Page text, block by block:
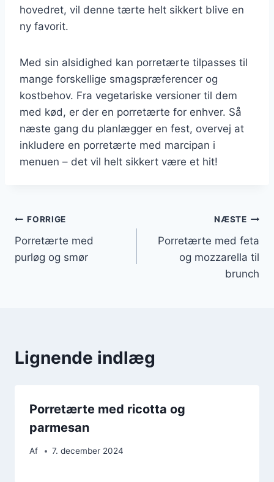
hovedret, vil denne tærte helt sikkert blive en
ny favorit.
Med sin alsidighed kan porretærte tilpasses til
mange forskellige smagspræferencer og
kostbehov. Fra vegetariske versioner til dem
med kød, er der en porretærte for enhver. Så
næste gang du planlægger en fest, overvej at
inkludere en porretærte med marcipan i
menuen – det vil helt sikkert være et hit!
Indlægsnavigation
FORRIGE
Porretærte med
purløg og smør
NÆSTE
Porretærte med feta
og mozzarella til
brunch
Lignende indlæg
Porretærte med ricotta og
parmesan
Af 7. december 2024